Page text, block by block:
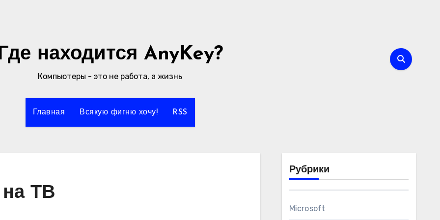
находится AnyKey?
Компьютеры - это не работа, а жизнь
Главная Всякую фигню хочу! RSS
ТВ
Рубрики
Microsoft